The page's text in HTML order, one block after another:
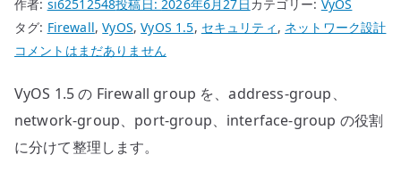
作者: si62512548投稿日: 2026年6月27日カテゴリー: VyOS
タグ: Firewall,VyOS,VyOS 1.5, セキュリティ , ネットワーク設計
VyOS
group
設
計
コメントはまだありません
VyOS 1.5 の Firewall group を、address-group、
network-group、port-group、interface-group の役割
に分けて整理します。